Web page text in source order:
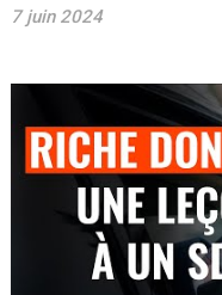
7 juin 2024